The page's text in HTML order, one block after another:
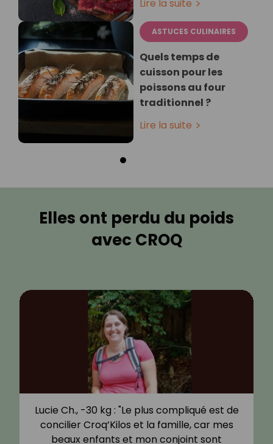
Lire la suite
ASTUCES CULINAIRES
Quels temps de
cuisson pour les
poissons au four
traditionnel ?
Lire la suite
Elles ont perdu du poids
avec CROQ
Lucie Ch., -30 kg : "Le plus compliqué est de
concilier Croq’Kilos et la famille, car mes
beaux enfants et mon conjoint sont